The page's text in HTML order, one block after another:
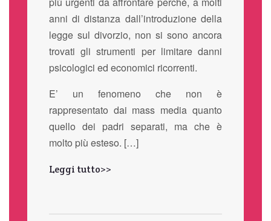
anni di distanza dall’introduzione della
legge sul divorzio, non si sono ancora
trovati gli strumenti per limitare danni
psicologici ed economici ricorrenti.
E’ un fenomeno che non è
rappresentato dai mass media quanto
quello dei padri separati, ma che è
molto più esteso. […]
Leggi tutto>>